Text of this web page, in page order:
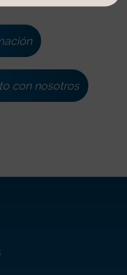
con nosotros